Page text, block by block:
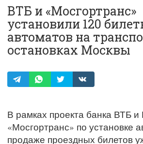
ВТБ и «Мосгортранс»
установили 120
автоматов на
остановках Москвы
В рамках проекта банка ВТБ и
«Мосгортранс» по установке
продаже проездных билетов